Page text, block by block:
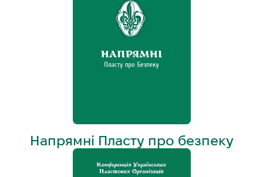
Напрямні Пласту про безпеку